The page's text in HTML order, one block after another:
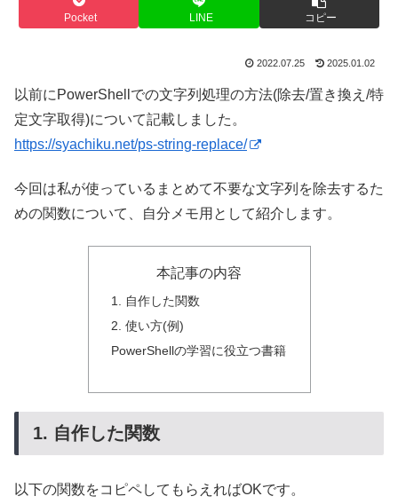
Pocket LINE コピー
2022.07.25 2025.01.02
以前にPowerShellでの文字列処理の方法(除去/置き換え/特
定文字取得)について記載しました。
https://syachiku.net/ps-string-replace/
今回は私が使っている まとめて不要な文字列を除去するた
めの関数について、自分メモ用として紹介します。
本記事の内容
1. 自作した関数
2. 使い方(例)
PowerShellの学習に役立つ書籍
1. 自作した関数
以下の関数をコピペしてもらえればOKです。